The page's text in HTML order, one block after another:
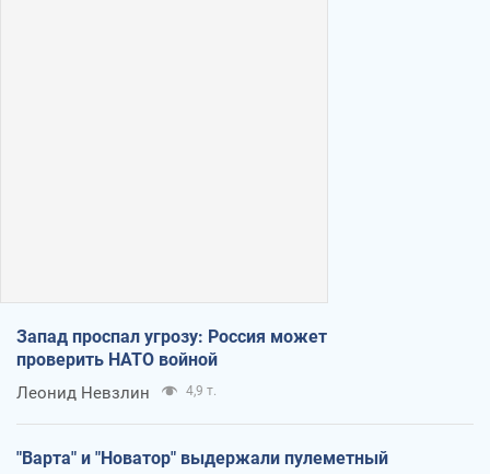
Запад проспал угрозу: Россия может
проверить НАТО войной
Леонид Невзлин 4,9 т.
"Варта" и "Новатор" выдержали пулеметный